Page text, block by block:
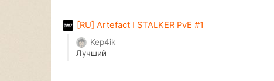
[RU] Artefact I STALKER PvE #1
Kep4ik
Лучший